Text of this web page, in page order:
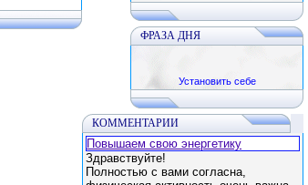
ФРАЗА ДНЯ
Установить себе
КОММЕНТАРИИ
Повышаем свою энергетику
Здравствуйте!
Полностью с вами согласна,